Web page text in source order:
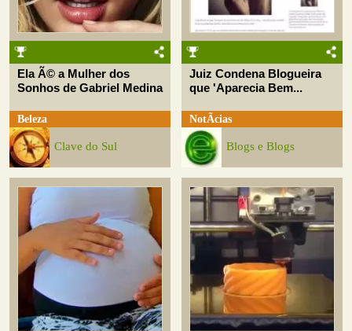
Ela Ã© a Mulher dos
Sonhos de Gabriel Medina
Beleza
Clave do Sul
Juiz Condena Blogueira
que 'Aparecia Bem...
NotÃ­cias
Blogs e Blogs